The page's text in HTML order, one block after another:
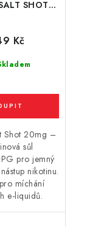
SHOT
Kč
Shot 20mg –
sůl
pro jemný
nikotinu.
míchání
e-liquidů.